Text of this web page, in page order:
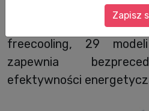
oraz nowemu
wyposażonych w
freecooling, 29
zapewnia
efektywności
Zapisz